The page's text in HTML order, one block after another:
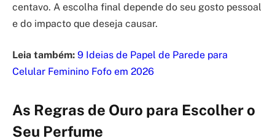
centavo. A escolha final depende do seu gosto pessoal
e do impacto que deseja causar.
Leia também: 9 Ideias de Papel de Parede para
Celular Feminino Fofo em 2026
As Regras de Ouro para Escolher o
Seu Perfume